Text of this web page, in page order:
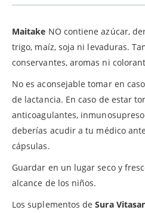
Maitake NO contiene azúcar,
trigo, maíz, soja ni levaduras.
conservantes, aromas ni
No es aconsejable tomar en
de lactancia. En caso de estar
anticoagulantes,
deberías acudir a tu médico
cápsulas.
Guardar en un lugar seco y
alcance de los niños.
Los suplementos deSura